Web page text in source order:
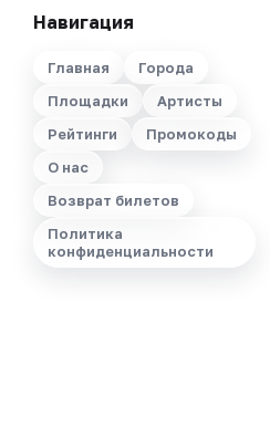
Навигация
Главная
Города
Площадки
Артисты
Рейтинги
Промокоды
О нас
Возврат билетов
Политика
конфиденциальности